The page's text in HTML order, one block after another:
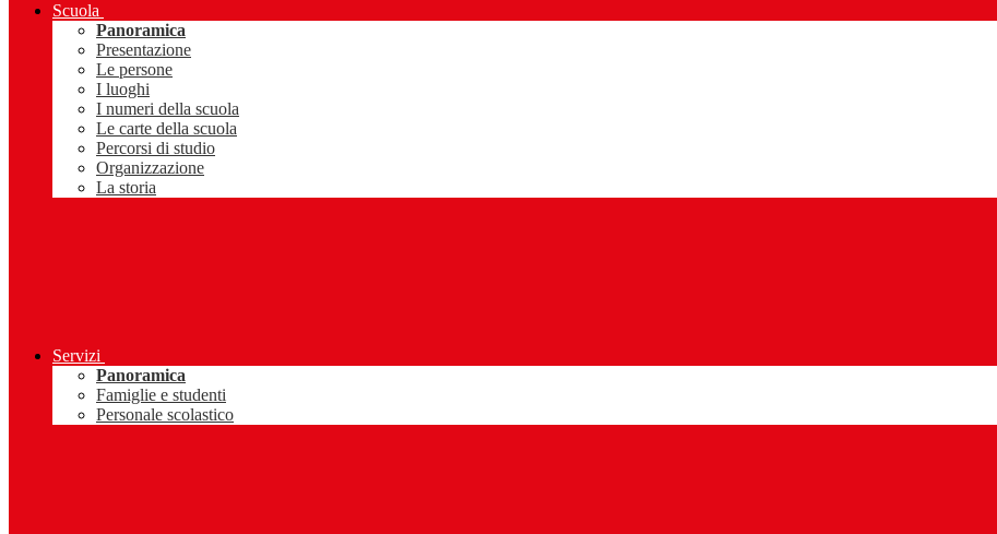
Scuola
Panoramica
Presentazione
Le persone
I luoghi
I numeri della scuola
Le carte della scuola
Percorsi di studio
Organizzazione
La storia
Servizi
Panoramica
Famiglie e studenti
Personale scolastico